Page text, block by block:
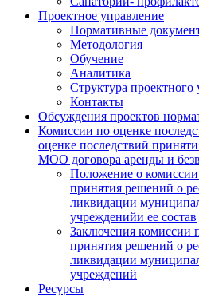
Проектное управление
Нормативные
Методология
Обучение
Аналитика
Структура проектного
Контакты
Обсуждения проектов
Комиссии по оценке
оценке последствий
МОО договора аренды и
Положение о
принятия решений о
ликвидации
учрежденийи ее состав
Заключения комиссии
принятия решений о
ликвидации
учреждений
Ресурсы